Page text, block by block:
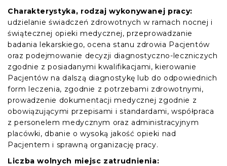
Charakterystyka, rodzaj wykonywanej pracy:
udzielanie świadczeń zdrowotnych w ramach nocnej i
świątecznej opieki medycznej, przeprowadzanie
badania lekarskiego, ocena stanu zdrowia Pacjentów
oraz podejmowanie decyzji diagnostyczno-leczniczych
zgodnie z posiadanymi kwalifikacjami, kierowanie
Pacjentów na dalszą diagnostykę lub do odpowiednich
form leczenia, zgodnie z potrzebami zdrowotnymi,
prowadzenie dokumentacji medycznej zgodnie z
obowiązującymi przepisami i standardami, współpraca
z personelem medycznym oraz administracyjnym
placówki, dbanie o wysoką jakość opieki nad
Pacjentem i sprawną organizację pracy.
Liczba wolnych miejsc zatrudnienia: